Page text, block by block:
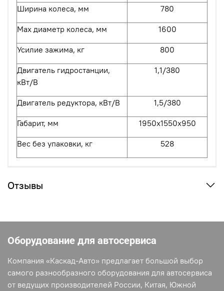
Ширина колеса, мм 780
Мах диаметр колеса, мм 1600
Усилие зажима, кг 800
Двигатель гидростанции,
кВт/В
1,1/380
Двигатель редуктора, кВт/В 1,5/380
Габарит, мм 1950х1550х950
Вес без упаковки, кг 528
Отзывы
Оборудование для автосервиса
Компания «Каскад-Авто» предлагает большой выбор
самого разнообразного оборудования для автосервиса
от ведущих производителей России, Китая, Южной